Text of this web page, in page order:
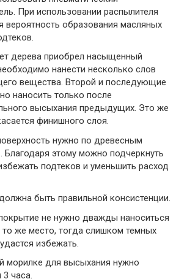
При использовании распылителя
вероятность образования масляных
дерева приобрел насыщенный
нанести несколько слов
вещества. Второй и последующие
наносить только после
высыхания предыдущих. Это же
финишного слоя.
нужно по древесным
Благодаря этому можно подчеркнуть
подтеков и уменьшить расход
быть правильной консистенции.
не нужно дважды наноситься
же место, тогда слишком темных
избежать.
морилке для высыхания нужно
часа.